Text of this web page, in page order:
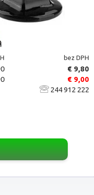
bez DPH
€ 9,80
€ 9,00
244 912 222